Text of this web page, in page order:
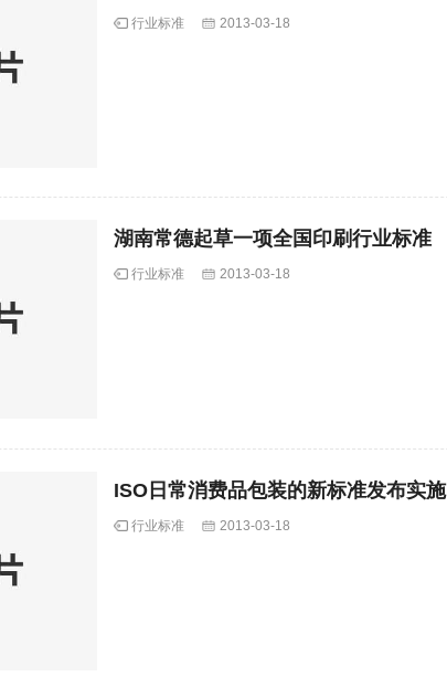
行业标准 2013-03-18
湖南常德起草一项全国印刷行业标准
行业标准 2013-03-18
ISO日常消费品包装的新标准发布实施
行业标准 2013-03-18